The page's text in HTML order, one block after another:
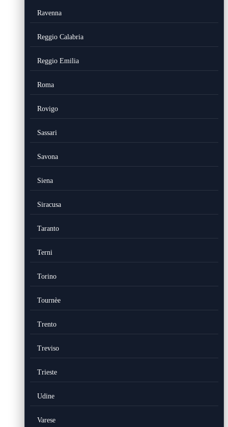
Ravenna
Reggio Calabria
Reggio Emilia
Roma
Rovigo
Sassari
Savona
Siena
Siracusa
Taranto
Terni
Torino
Tournèe
Trento
Treviso
Trieste
Udine
Varese